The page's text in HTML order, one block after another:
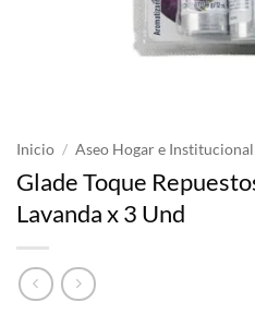
Inicio / Aseo Hogar e Institucional
Glade Toque
Lavanda x 3 Und